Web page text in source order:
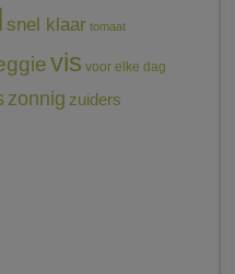
snel klaar tomaat
vis voor elke dag
zonnig zuiders